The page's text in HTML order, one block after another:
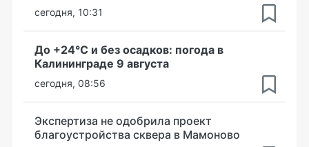
сегодня, 10:31
До +24°С и без осадков: погода в
Калининграде 9 августа
сегодня, 08:56
Экспертиза не одобрила проект
благоустройства сквера в Мамоново